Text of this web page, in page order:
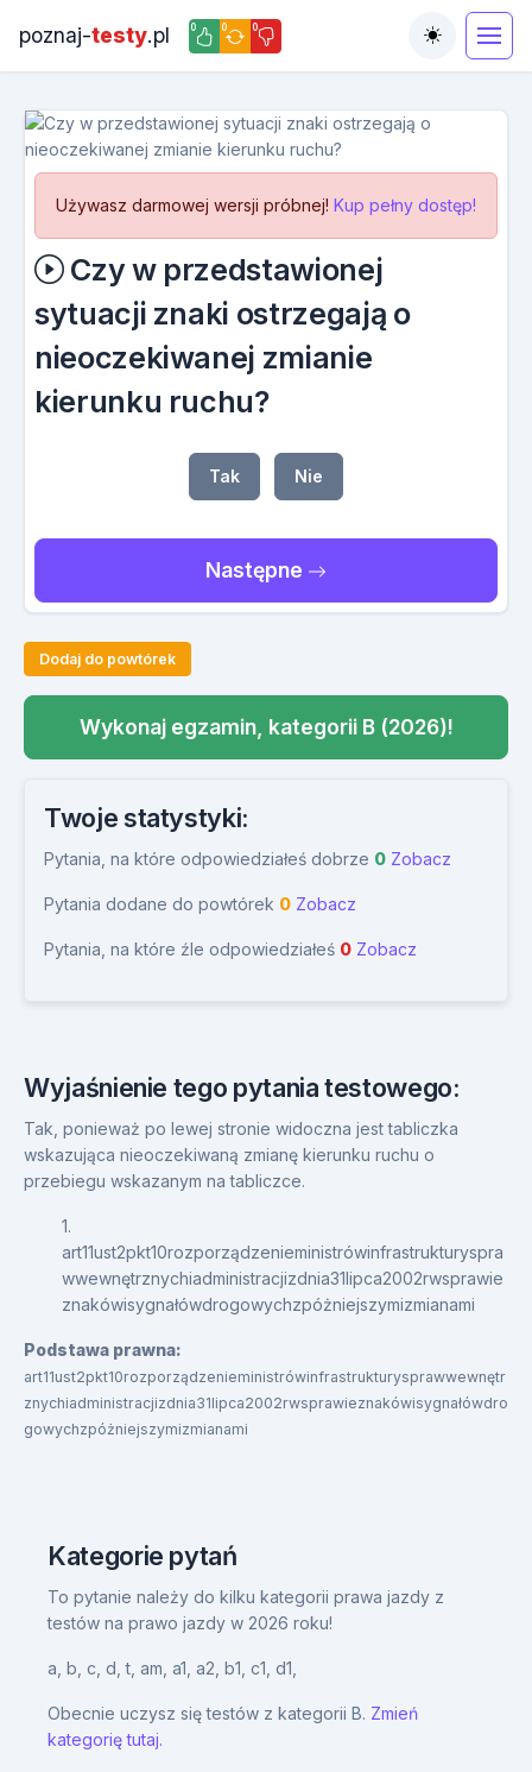
poznaj-testy.pl 0 0 0
Toggle
Używasz darmowej wersji próbnej! Kup pełny dostęp!
Czy w przedstawionej
sytuacji znaki ostrzegają o
nieoczekiwanej zmianie
kierunku ruchu?
Tak Nie
Następne
Dodaj do powtórek
Wykonaj egzamin, kategorii B (2026)!
Twoje statystyki:
Pytania, na które odpowiedziałeś dobrze 0 Zobacz
Pytania dodane do powtórek 0 Zobacz
Pytania, na które źle odpowiedziałeś 0 Zobacz
Wyjaśnienie tego pytania testowego:
Tak, ponieważ po lewej stronie widoczna jest tabliczka
wskazująca nieoczekiwaną zmianę kierunku ruchu o
przebiegu wskazanym na tabliczce.
1.
art11ust2pkt10rozporządzenieministrówinfrastrukturyspra
wwewnętrznychiadministracjizdnia31lipca2002rwsprawie
znakówisygnałówdrogowychzpóżniejszymizmianami
Podstawa prawna:
art11ust2pkt10rozporządzenieministrówinfrastrukturysprawwewnętr
znychiadministracjizdnia31lipca2002rwsprawieznakówisygnałówdro
gowychzpóżniejszymizmianami
Kategorie pytań
To pytanie należy do kilku kategorii prawa jazdy z
testów na prawo jazdy w 2026 roku!
a, b, c, d,t, am, a1, a2, b1, c1, d1,
Obecnie uczysz się testów z kategorii B. Zmień
kategorię tutaj.